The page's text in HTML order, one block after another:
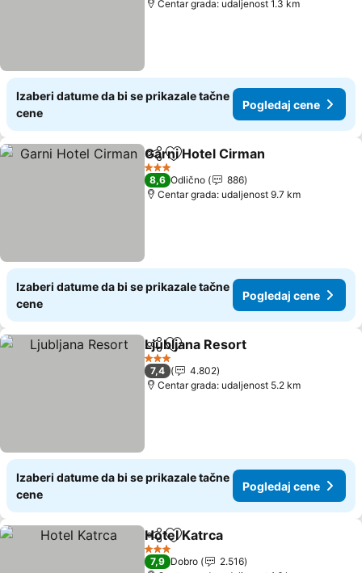
Centar grada: udaljenost 1.3 km
Izaberi datume da bi se prikazale tačne
cene
Pogledaj cene
Deli Dodati u favorite
Garni Hotel Cirman
3 Zvezdice
8,6 Odlično
886
Centar grada: udaljenost 9.7 km
Izaberi datume da bi se prikazale tačne
cene
Pogledaj cene
Deli Dodati u favorite
Ljubljana Resort
3 Zvezdice
7,4
4.802
Centar grada: udaljenost 5.2 km
Izaberi datume da bi se prikazale tačne
cene
Pogledaj cene
Deli Dodati u favorite
Hotel Katrca
3 Zvezdice
7,9 Dobro
2.516